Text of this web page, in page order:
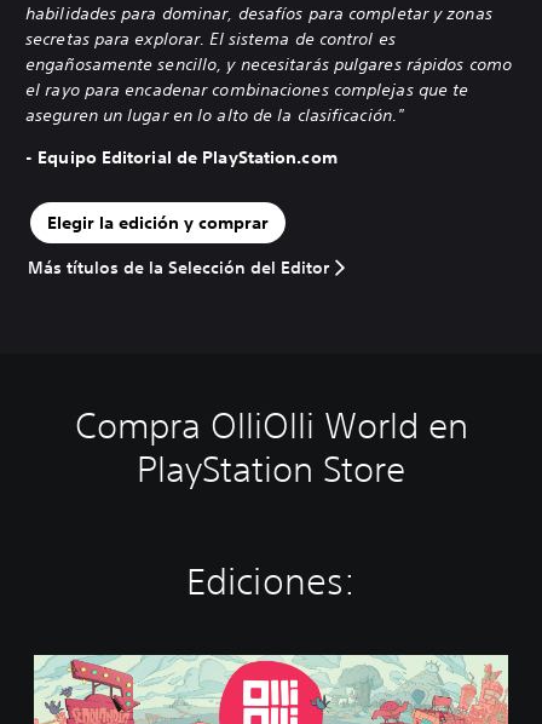
habilidades para dominar, desafíos para completar y zonas
secretas para explorar. El sistema de control es
engañosamente sencillo, y necesitarás pulgares rápidos como
el rayo para encadenar combinaciones complejas que te
aseguren un lugar en lo alto de la clasificación."
- Equipo Editorial de PlayStation.com
Elegir la edición y comprar
Más títulos de la Selección del Editor
Compra OlliOlli World en
PlayStation Store
Ediciones:
S
t